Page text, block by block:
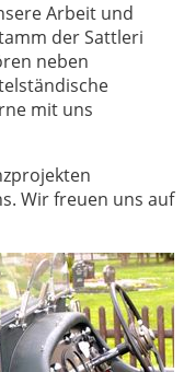
Arbeit und
der Sattleri
neben
mit uns
Wir freuen uns auf